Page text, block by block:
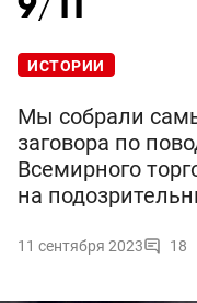
ИСТОРИИ
Мы собрали
заговора по
Всемирного
на
11 сентября 2023 18